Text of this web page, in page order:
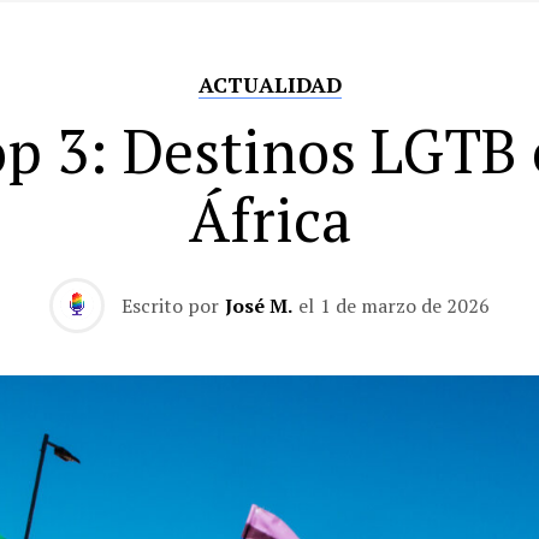
ACTUALIDAD
3: Destinos LGTB
África
Escrito por José M. el 1 de marzo de 2026